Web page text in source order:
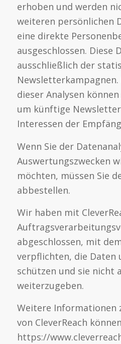
erhoben und werden
weiteren persönlichen
eine direkte
ausgeschlossen. Diese
ausschließlich der
Newsletterkampagnen.
dieser Analysen
um künftige
Interessen der
Wenn Sie der
Auswertungszwecken
möchten, müssen Sie
abbestellen.
Wir haben mit
abgeschlossen, mit
verpflichten, die Daten
schützen und sie nicht
weiterzugeben.
Weitere Informationen
von CleverReach
https://